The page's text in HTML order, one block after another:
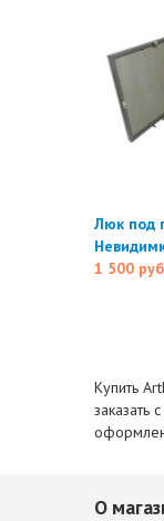
Люк под
1 500
Купить
заказать
О